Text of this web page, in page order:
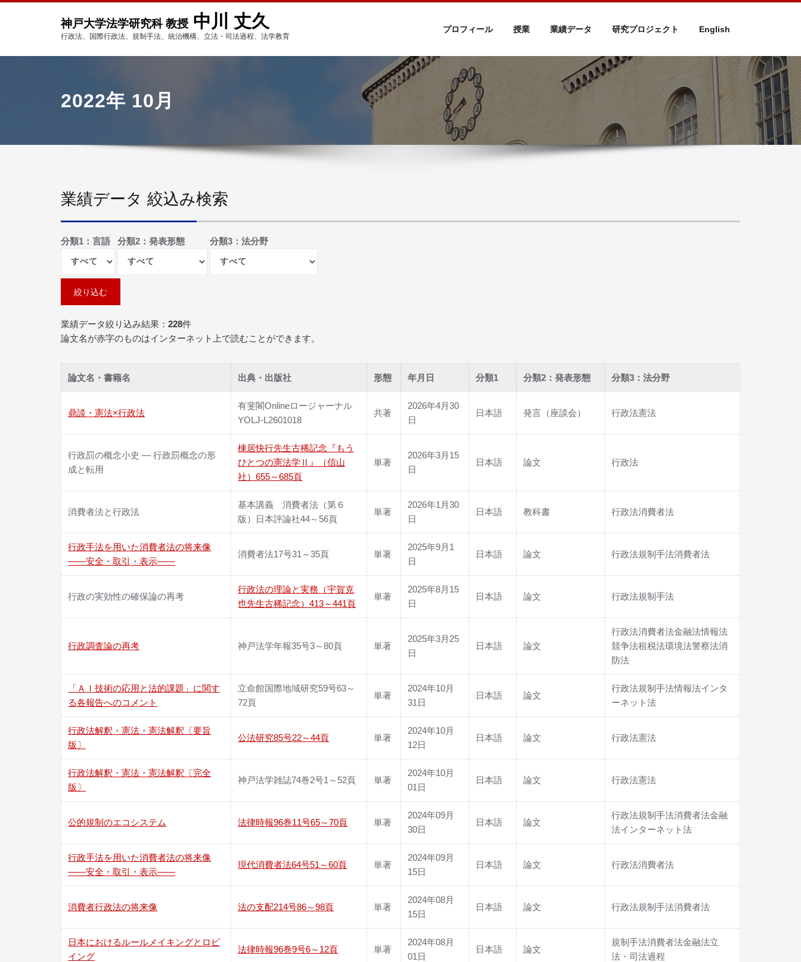
神戸大学法学研究科 教授 中川 丈久
行政法、国際行政法、規制手法、統治機構、立法・司法過程、法学教育
プロフィール 授業 業績データ 研究プロジェクト English
2022年 10月
業績データ 絞込み検索
分類1：言語 分類2：発表形態 分類3：法分野
業績データ絞り込み結果： 228件
論文名が赤字のものはインターネット上で読むことができます。
論文名・書籍名 出典・出版社 形態 年月日 分類1 分類2：発表形態 分類3：法分野
鼎談・憲法×行政法
有斐閣Onlineロージャーナル
YOLJ-L2601018
共著
2026年4月30
日
日本語 発言（座談会） 行政法憲法
行政罰の概念小史 ― 行政罰概念の形
成と転用
棟居快行先生古稀記念『もう
ひとつの憲法学Ⅱ』（信山
社）655～685頁
単著
2026年3月15
日
日本語 論文 行政法
消費者法と行政法
基本講義 消費者法（第６
版）日本評論社44～56頁
単著
2026年1月30
日
日本語 教科書 行政法消費者法
行政手法を用いた消費者法の将来像
――安全・取引・表示――
消費者法17号31～35頁 単著
2025年9月1
日
日本語 論文 行政法規制手法消費者法
行政の実効性の確保論の再考
行政法の理論と実務（宇賀克
也先生古稀記念）413～441頁
単著
2025年8月15
日
日本語 論文 行政法規制手法
行政調査論の再考 神戸法学年報35号3～80頁 単著
2025年3月25
日
日本語 論文
行政法消費者法金融法情報法
競争法租税法環境法警察法消
防法
「ＡＩ技術の応用と法的課題」に関す
る各報告へのコメント
立命館国際地域研究59号63～
72頁
単著
2024年10月
31日
日本語 論文
行政法規制手法情報法インタ
ーネット法
行政法解釈・憲法・憲法解釈〔要旨
版〕
公法研究85号22～44頁 単著
2024年10月
12日
日本語 論文 行政法憲法
行政法解釈・憲法・憲法解釈〔完全
版〕
神戸法学雑誌74巻2号1～52頁 単著
2024年10月
01日
日本語 論文 行政法憲法
公的規制のエコシステム 法律時報96巻11号65～70頁 単著
2024年09月
30日
日本語 論文
行政法規制手法消費者法金融
法インターネット法
行政手法を用いた消費者法の将来像
――安全・取引・表示――
現代消費者法64号51～60頁 単著
2024年09月
15日
日本語 論文 行政法消費者法
消費者行政法の将来像 法の支配214号86～98頁 単著
2024年08月
15日
日本語 論文 行政法規制手法消費者法
日本におけるルールメイキングとロビ
イング
法律時報96巻9号6～12頁 単著
2024年08月
01日
日本語 論文
規制手法消費者法金融法立
法・司法過程